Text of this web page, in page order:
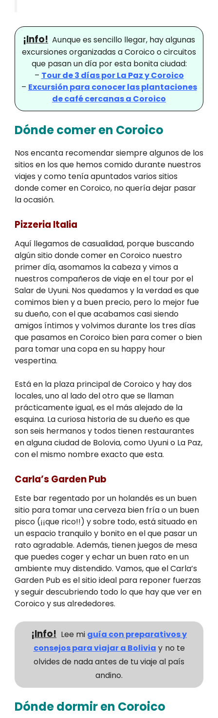
¡Info! Aunque es sencillo llegar, hay algunas
excursiones organizadas a Coroico o circuitos
que pasan un día por esta bonita ciudad:
– Tour de 3 días por La Paz y Coroico
– Excursión para conocer las plantaciones
de café cercanas a Coroico
Dónde comer en Coroico
Nos encanta recomendar siempre algunos de los
sitios en los que hemos comido durante nuestros
viajes y como tenía apuntados varios sitios
donde comer en Coroico, no quería dejar pasar
la ocasión.
Pizzeria Italia
Aquí llegamos de casualidad, porque buscando
algún sitio donde comer en Coroico nuestro
primer día, asomamos la cabeza y vimos a
nuestros compañeros de viaje en el tour por el
Salar de Uyuni. Nos quedamos y la verdad es que
comimos bien y a buen precio, pero lo mejor fue
su dueño, con el que acabamos casi siendo
amigos íntimos y volvimos durante los tres días
que pasamos en Coroico bien para comer o bien
para tomar una copa en su happy hour
vespertina.
Está en la plaza principal de Coroico y hay dos
locales, uno al lado del otro que se llaman
prácticamente igual, es el más alejado de la
esquina. La curiosa historia de su dueño es que
son seis hermanos y todos tienen restaurantes
en alguna ciudad de Bolovia, como Uyuni o La Paz,
con el mismo nombre exacto que esta.
Carla’s Garden Pub
Este bar regentado por un holandés es un buen
sitio para tomar una cerveza bien fría o un buen
pisco (¡¡que rico!!) y sobre todo, está situado en
un espacio tranquilo y bonito en el que pasar un
rato agradable. Además, tienen juegos de mesa
que puedes coger y echar un buen rato en un
ambiente muy distendido. Vamos, que el Carla’s
Garden Pub es el sitio ideal para reponer fuerzas
y seguir descubriendo todo lo que hay que ver en
Coroico y sus alrededores.
¡Info! Lee mi guía con preparativos y
consejos para viajar a Bolivia y no te
olvides de nada antes de tu viaje al país
andino.
Dónde dormir en Coroico